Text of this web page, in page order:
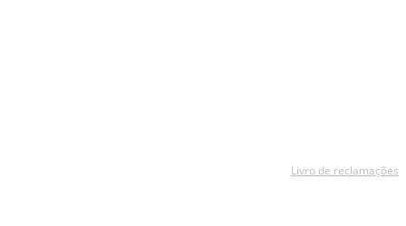
Livro de reclamações